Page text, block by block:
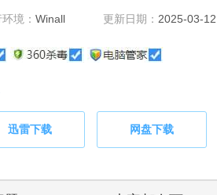
境： Winall 更新日期： 2025-03-12
迅雷下载 网盘下载